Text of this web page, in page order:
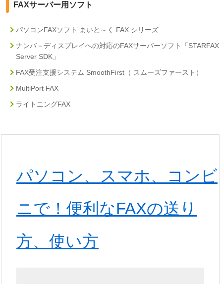
FAXサーバー用ソフト
パソコンFAXソフト まいと～く FAX シリーズ
ナンバ－ディスプレイへの対応のFAXサーバーソフト「STARFAX
Server SDK」
FAX受注支援システム SmoothFirst（ スムーズファースト）
MultiPort FAX
ライトニングFAX
パソコン、スマホ、コンビ
ニで！便利なFAXの送り
方、使い方